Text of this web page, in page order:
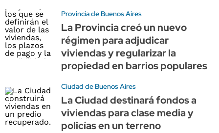
Provincia de Buenos Aires
La Provincia creó un nuevo
régimen para adjudicar
viviendas y regularizar la
propiedad en barrios populares
Ciudad de Buenos Aires
La Ciudad destinará fondos a
viviendas para clase media y
policías en un terreno